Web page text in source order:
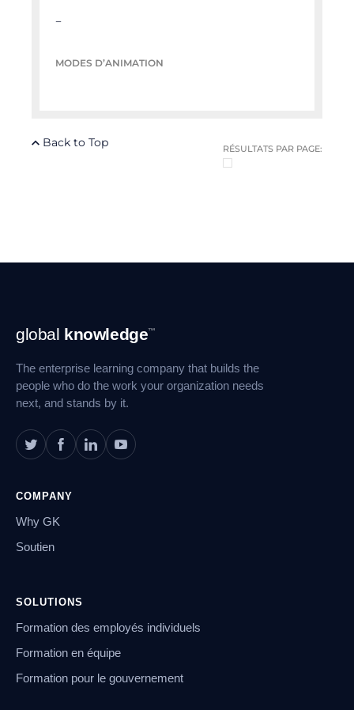
–
MODES D’ANIMATION
RÉSULTATS PAR PAGE:
Back to Top
Navigation
en
de
page
global knowledge™
The enterprise learning company that builds the
people who do the work your organization needs
next, and stands by it.
COMPANY
Why GK
Soutien
SOLUTIONS
Formation des employés individuels
Formation en équipe
Formation pour le gouvernement